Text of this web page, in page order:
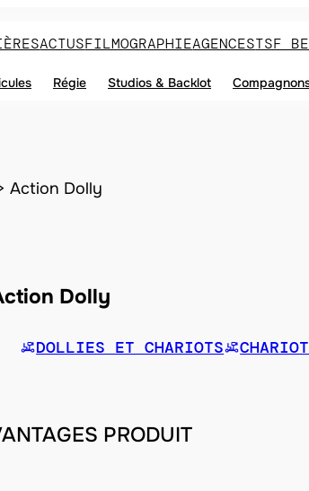
ACTUSFILMOGRAPHIEAGENCESTSF
Régie Studios & Backlot
Action Dolly
Dolly
DOLLIES ET CHARIOTS
PRODUIT